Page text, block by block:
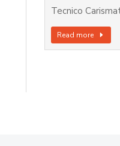
Tecnico
Read more